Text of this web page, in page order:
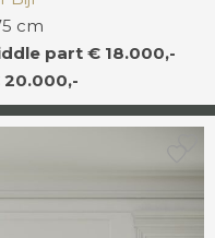
cm
part € 18.000,-